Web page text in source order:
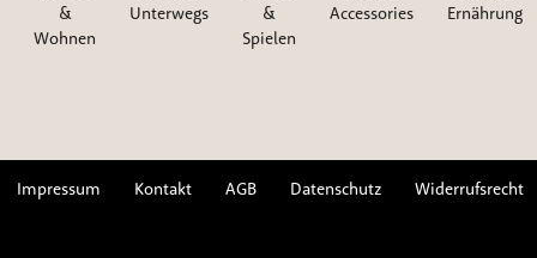
&
Wohnen
Unterwegs
&
Spielen
Accessories
Ernährung
Impressum Kontakt AGB Datenschutz Widerrufsrecht